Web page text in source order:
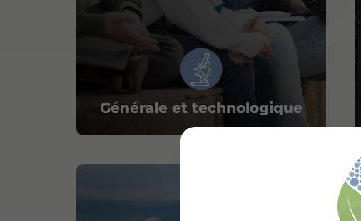
Générale et technologique